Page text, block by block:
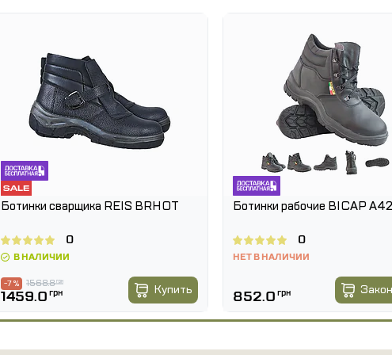
Ботинки сварщика REIS BRHOT
В НАЛИЧИИ
0
1568.8грн
-7 %
1459.0 грн Купить
Ботинки рабочие BICAP
НЕТ В НАЛИЧИИ
0
852.0 грн